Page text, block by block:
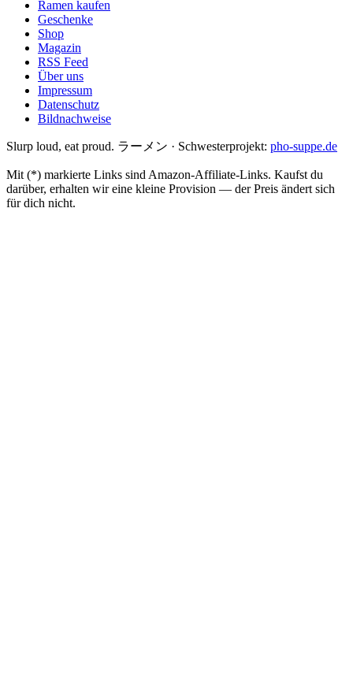
Ramen kaufen
Geschenke
Shop
Magazin
RSS Feed
Über uns
Impressum
Datenschutz
Bildnachweise
Slurp loud, eat proud. ラーメン · Schwesterprojekt: pho-suppe.de
Mit (*) markierte Links sind Amazon-Affiliate-Links. Kaufst du
darüber, erhalten wir eine kleine Provision — der Preis ändert sich
für dich nicht.